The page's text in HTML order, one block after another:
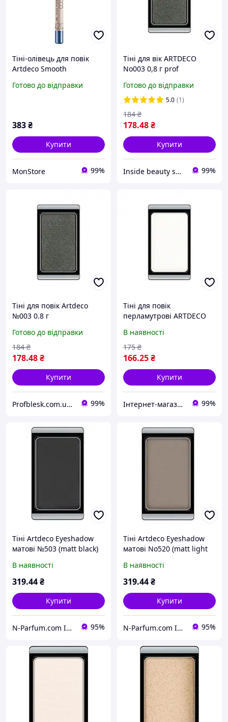
Тіні-олівець для повік
Artdeco Smooth
Atlantic Blue
Готово до відправки
383₴
Купити
MonStore 99%
Тіні для вік ARTDECO
No003 0,8 г prof
Готово до відправки
5.0 (1)
178.48₴
184 ₴
Купити
Inside beauty shop 99%
Тіні для повік Artdeco
№003 0.8 г
Готово до відправки
178.48₴
184 ₴
Купити
Profblesk.com.ua Інтернет-магазин професійної косметики. "Безкоштовна доставка від 1199 грн" 99%
Тіні для повік
перламутрові ARTDECO
В наявності
166.25₴
175 ₴
Купити
Інтернет-магазин "Бонбонка" 99%
Тіні Artdeco Eyeshadow
матові №503 (matt black)
В наявності
319.44₴
Купити
N-Parfum.com Інтернет-магазин оригінальної парфумерії та косметики 95%
Тіні Artdeco Eyeshadow
матові No520 (matt light
В наявності
319.44₴
Купити
N-Parfum.com Інтернет-магазин оригінальної парфумерії та косметики 95%